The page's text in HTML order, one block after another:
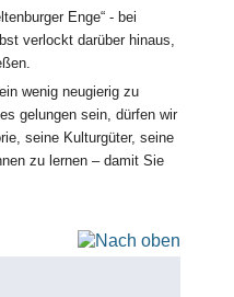
Enge“ - bei
verlockt darüber hinaus,
wenig neugierig zu
gelungen sein, dürfen wir
seine Kulturgüter, seine
zu lernen – damit Sie